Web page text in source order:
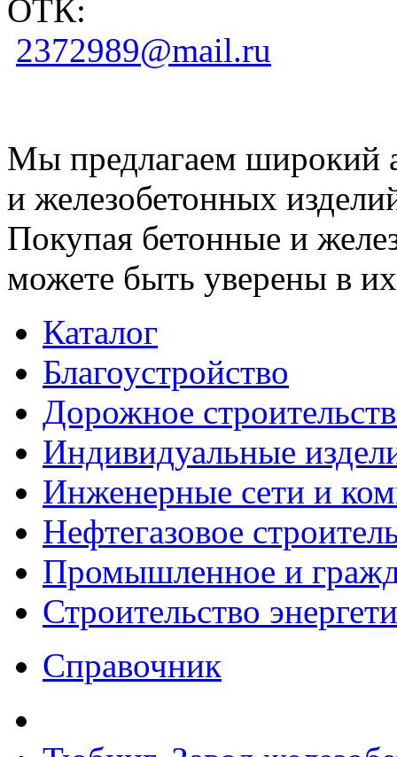
ОТК:
2372989@mail.ru
Мы предлагаем широкий
и железобетонных
Покупая бетонные и
можете быть уверены в их
Каталог
Благоустройство
Дорожное
Индивидуальные
Инженерные сети и
Нефтегазовое
Промышленное и
Строительство
Справочник